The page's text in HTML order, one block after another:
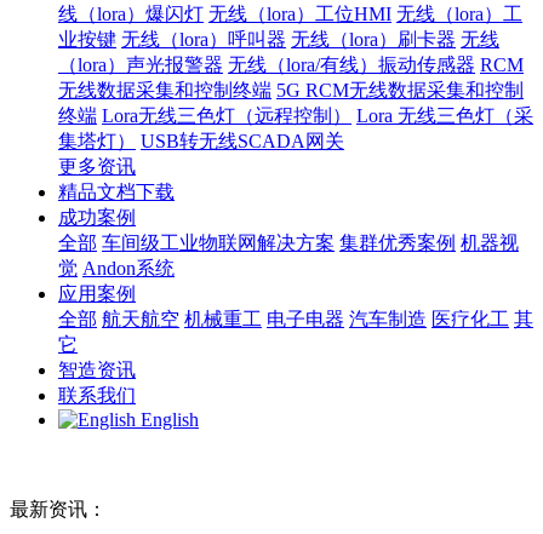
线（lora）爆闪灯 无线（lora）工位HMI 无线（lora）工
业按键 无线（lora）呼叫器 无线（lora）刷卡器 无线
（lora）声光报警器 无线（lora/有线）振动传感器 RCM
无线数据采集和控制终端 5G RCM无线数据采集和控制
终端 Lora无线三色灯（远程控制）
Lora 无线三色灯（采
集塔灯）
USB转无线SCADA网关
更多资讯
精品文档下载
成功案例
全部 车间级工业物联网解决方案 集群优秀案例 机器视
觉 Andon系统
应用案例
全部 航天航空 机械重工 电子电器 汽车制造 医疗化工 其
它
智造资讯
联系我们
English
最新资讯：